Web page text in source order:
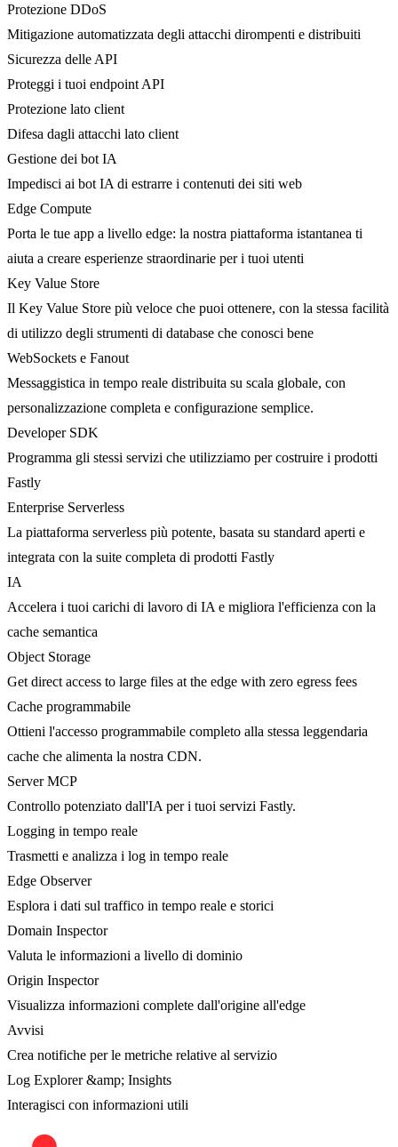
Protezione DDoS
Mitigazione automatizzata degli attacchi dirompenti e distribuiti
Sicurezza delle API
Proteggi i tuoi endpoint API
Protezione lato client
Difesa dagli attacchi lato client
Gestione dei bot IA
Impedisci ai bot IA di estrarre i contenuti dei siti web
Edge Compute
Porta le tue app a livello edge: la nostra piattaforma istantanea ti
aiuta a creare esperienze straordinarie per i tuoi utenti
Key Value Store
Il Key Value Store più veloce che puoi ottenere, con la stessa facilità
di utilizzo degli strumenti di database che conosci bene
WebSockets e Fanout
Messaggistica in tempo reale distribuita su scala globale, con
personalizzazione completa e configurazione semplice.
Developer SDK
Programma gli stessi servizi che utilizziamo per costruire i prodotti
Fastly
Enterprise Serverless
La piattaforma serverless più potente, basata su standard aperti e
integrata con la suite completa di prodotti Fastly
IA
Accelera i tuoi carichi di lavoro di IA e migliora l'efficienza con la
cache semantica
Object Storage
Get direct access to large files at the edge with zero egress fees
Cache programmabile
Ottieni l'accesso programmabile completo alla stessa leggendaria
cache che alimenta la nostra CDN.
Server MCP
Controllo potenziato dall'IA per i tuoi servizi Fastly.
Logging in tempo reale
Trasmetti e analizza i log in tempo reale
Edge Observer
Esplora i dati sul traffico in tempo reale e storici
Domain Inspector
Valuta le informazioni a livello di dominio
Origin Inspector
Visualizza informazioni complete dall'origine all'edge
Avvisi
Crea notifiche per le metriche relative al servizio
Log Explorer &amp; Insights
Interagisci con informazioni utili